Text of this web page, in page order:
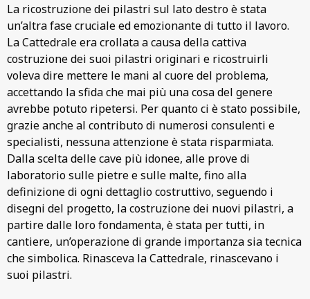
La ricostruzione dei pilastri sul lato destro è stata
un’altra fase cruciale ed emozionante di tutto il lavoro.
La Cattedrale era crollata a causa della cattiva
costruzione dei suoi pilastri originari e ricostruirli
voleva dire mettere le mani al cuore del problema,
accettando la sfida che mai più una cosa del genere
avrebbe potuto ripetersi. Per quanto ci è stato possibile,
grazie anche al contributo di numerosi consulenti e
specialisti, nessuna attenzione è stata risparmiata.
Dalla scelta delle cave più idonee, alle prove di
laboratorio sulle pietre e sulle malte, fino alla
definizione di ogni dettaglio costruttivo, seguendo i
disegni del progetto, la costruzione dei nuovi pilastri, a
partire dalle loro fondamenta, è stata per tutti, in
cantiere, un’operazione di grande importanza sia tecnica
che simbolica. Rinasceva la Cattedrale, rinascevano i
suoi pilastri.